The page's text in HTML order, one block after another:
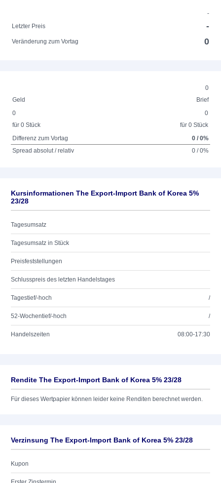
-
Letzter Preis
-
Veränderung zum Vortag 0
0
Geld
Brief
0
für 0 Stück
0
für 0 Stück
Differenz zum Vortag
0 / 0%
Spread absolut / relativ
0 / 0%
Kursinformationen The Export-Import Bank of Korea 5%
23/28
Tagesumsatz
Tagesumsatz in Stück
Preisfeststellungen
Schlusspreis des letzten Handelstages
Tagestief/-hoch /
52-Wochentief/-hoch /
Handelszeiten 08:00-17:30
Rendite The Export-Import Bank of Korea 5% 23/28
Für dieses Wertpapier können leider keine Renditen berechnet werden.
Verzinsung The Export-Import Bank of Korea 5% 23/28
Kupon